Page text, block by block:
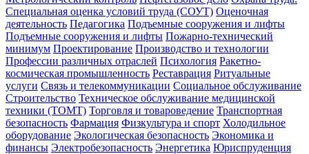
Специальная оценка условий труда (СОУТ) Оценочная
деятельность Педагогика Подъемные сооружения и лифты
Подъемные сооружения и лифты Пожарно-технический
минимум Проектирование Производство и технологии
Профессии различных отраслей Психология Ракетно-
космическая промышленность Реставрация Ритуальные
услуги Связь и телекоммуникации Социальное обслуживание
Строительство Техническое обслуживание медицинской
техники (ТОМТ) Торговля и товароведение Транспортная
безопасность Фармация Физкультура и спорт Холодильное
оборудование Экологическая безопасность Экономика и
финансы Электробезопасность Энергетика Юриспруденция